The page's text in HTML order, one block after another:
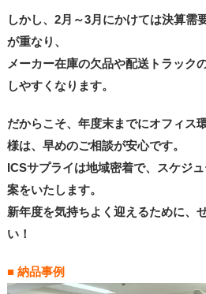
しかし、2月～3月にかけては決算需
が重なり、
メーカー在庫の欠品や配送トラック
しやすくなります。
だからこそ、年度末までにオフィス
様は、早めのご相談が安心です。
ICSサプライは地域密着で、スケジ
案をいたします。
新年度を気持ちよく迎えるために、
い！
■ 納品事例